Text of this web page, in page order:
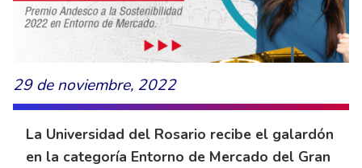
29 de noviembre, 2022
La Universidad del Rosario recibe el galardón
en la categoría Entorno de Mercado del Gran